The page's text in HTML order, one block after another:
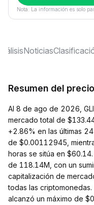
Nota: La información es solo
Noticias
Resumen del
Al 8 de ago de 2026,
mercado total de
+2.86% en las últimas
de $0.00112945,
horas se sitúa en
de 118.14M, con un
capitalización de
todas las criptomonedas.
alcanzó un máximo de